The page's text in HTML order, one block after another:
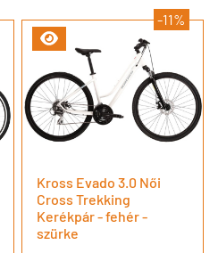
-11%
Kross Evado 3.0 Női
Cross Trekking
Kerékpár - fehér -
szürke